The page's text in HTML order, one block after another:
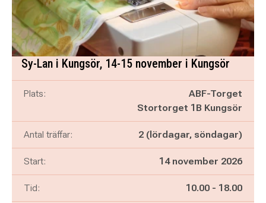
Sy-Lan i Kungsör, 14-15 november i Kungsör
Plats:
ABF-Torget
Stortorget 1B Kungsör
Antal träffar: 2 (lördagar, söndagar)
Start: 14 november 2026
Tid: Pågår mellan
10.00 - och
18.00